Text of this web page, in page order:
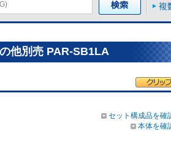
複
他別売 PAR-SB1LA
セット構成品を確
本体を確